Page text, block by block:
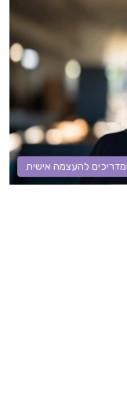
להעצמה אישית